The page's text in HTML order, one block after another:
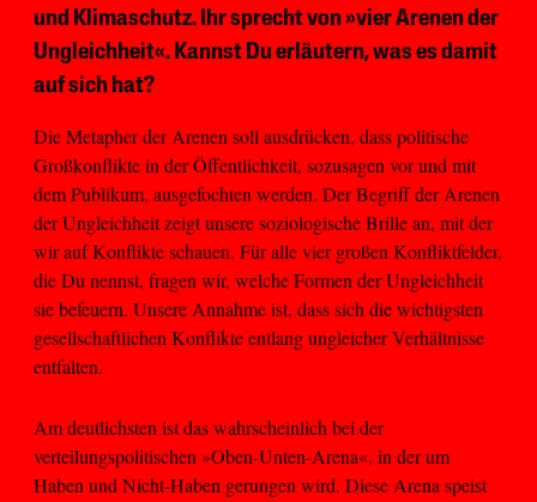
und Klimaschutz. Ihr sprecht von »vier Arenen der
Ungleichheit«. Kannst Du erläutern, was es damit
auf sich hat?
Die Metapher der Arenen soll ausdrücken, dass politische
Großkonflikte in der Öffentlichkeit, sozusagen vor und mit
dem Publikum, ausgefochten werden. Der Begriff der Arenen
der Ungleichheit zeigt unsere soziologische Brille an, mit der
wir auf Konflikte schauen. Für alle vier großen Konfliktfelder,
die Du nennst, fragen wir, welche Formen der Ungleichheit
sie befeuern. Unsere Annahme ist, dass sich die wichtigsten
gesellschaftlichen Konflikte entlang ungleicher Verhältnisse
entfalten.
Am deutlichsten ist das wahrscheinlich bei der
verteilungspolitischen »Oben-Unten-Arena«, in der um
Haben und Nicht-Haben gerungen wird. Diese Arena speist